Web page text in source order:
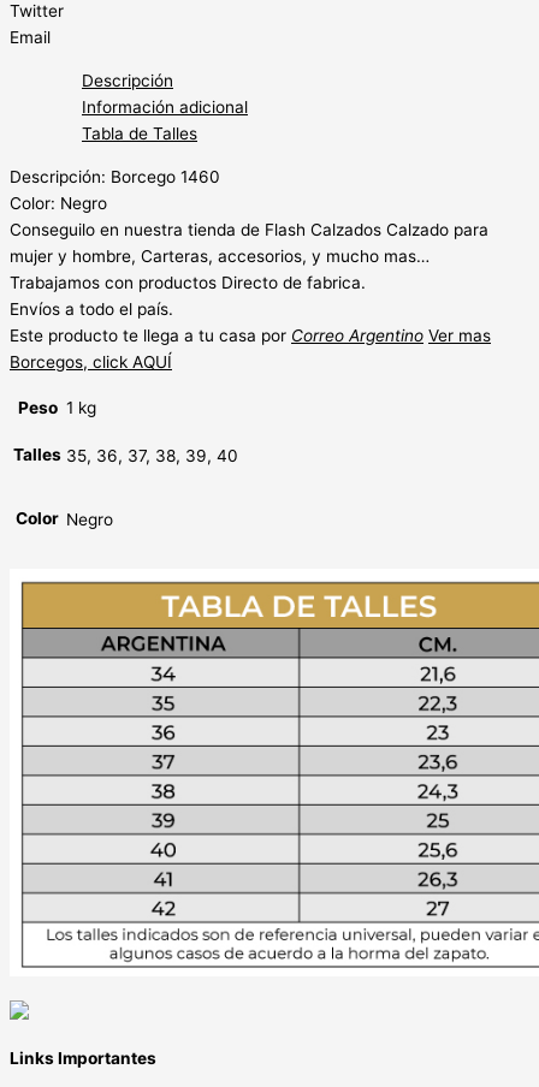
Twitter
Email
Descripción
Información adicional
Tabla de Talles
Descripción: Borcego 1460
Color: Negro
Conseguilo en nuestra tienda de Flash Calzados Calzado para
mujer y hombre, Carteras, accesorios, y mucho mas…
Trabajamos con productos Directo de fabrica.
Envíos a todo el país.
Este producto te llega a tu casa por Correo Argentino Ver mas
Borcegos, click AQUÍ
Peso 1 kg
Talles 35, 36, 37, 38, 39, 40
Color Negro
Links Importantes